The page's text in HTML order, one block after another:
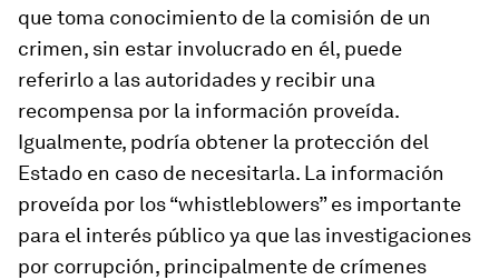
que toma conocimiento de la comisión de un
crimen, sin estar involucrado en él, puede
referirlo a las autoridades y recibir una
recompensa por la información proveída.
Igualmente, podría obtener la protección del
Estado en caso de necesitarla. La información
proveída por los “whistleblowers” es importante
para el interés público ya que las investigaciones
por corrupción, principalmente de crímenes